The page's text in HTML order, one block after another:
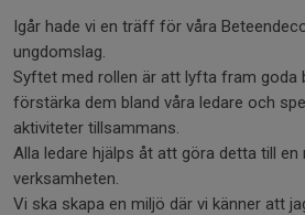
Igår hade vi en träff för våra
ungdomslag.
Syftet med rollen är att lyfta fram goda
förstärka dem bland våra ledare och
aktiviteter tillsammans.
Alla ledare hjälps åt att göra detta till en
verksamheten.
Vi ska skapa en miljö där vi känner att